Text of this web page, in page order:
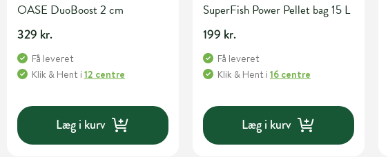
OASE DuoBoost 2 cm
329 kr.
Få leveret
Klik & Hent i 12 centre
Læg i kurv
SuperFish Power Pellet bag 15 L
199 kr.
Få leveret
Klik & Hent i 16 centre
Læg i kurv